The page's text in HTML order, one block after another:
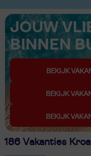
JOUW
BINNEN
BEKIJK
BEKIJK
BEKIJK
186 Vakanties